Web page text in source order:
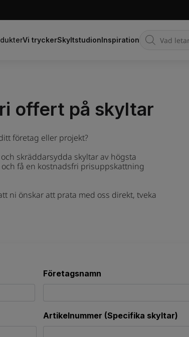
Vi tryckerSkyltstudionInspiration Products
search
offert på skyltar
företag eller projekt?
skräddarsydda skyltar av högsta
få en kostnadsfri prisuppskattning
ni önskar att prata med oss direkt, tveka
Företagsnamn
Artikelnummer (Specifika skyltar)